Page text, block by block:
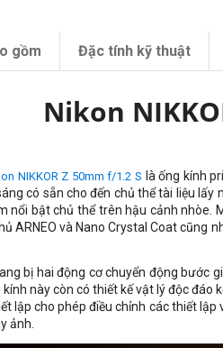
gồm Đặc tính kỹ thuật
Nikon
NIKKOR Z 50mm f/1.2 S là ống kính
có sẵn cho đến chủ thể tài liệu
nổi bật chủ thể trên hậu cảnh
ARNEO và Nano Crystal Coat
bị hai động cơ chuyển động bước
này còn có thiết kế vật lý độc
lập cho phép điều chỉnh các thiết
ảnh.